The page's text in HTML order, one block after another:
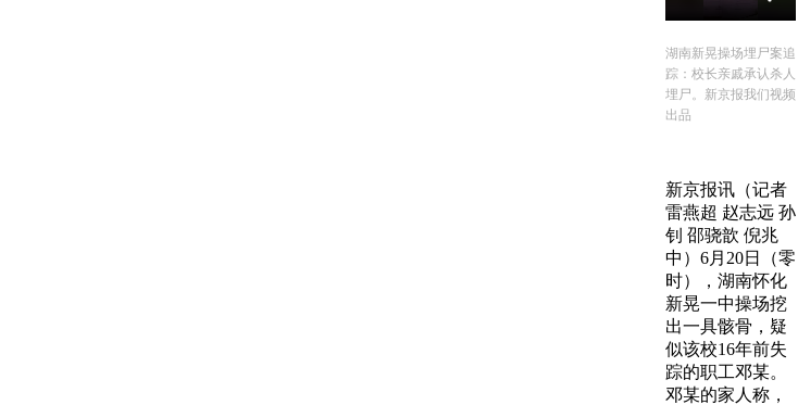
湖南新晃操场埋尸案追
踪：校长亲戚承认杀人
埋尸。新京报我们视频
出品
新京报讯（记者
雷燕超 赵志远 孙
钊 邵骁歆 倪兆
中）6月20日（零
时），湖南怀化
新晃一中操场挖
出一具骸骨，疑
似该校16年前失
踪的职工邓某。
邓某的家人称，